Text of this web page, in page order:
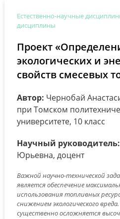
Естественно-научные
дисциплины
Проект
экологических и
свойств смесевых
Автор: Чернобай
при Томском
университете, 10 класс
Научный руководитель:
Юрьевна, доцент
Важной научно-технической
является обеспечение
использования топливных
снижением экологического
существенно осложняется